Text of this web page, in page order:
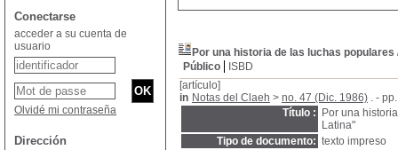
Por una historia de las luchas populares
Público
ISBD
[artículo]
in Notas del Claeh > no. 47 (Dic. 1986) . -
Título :
Por una
Latina"
Tipo de documento: texto impreso
Conectarse
acceder a su cuenta de
usuario
Olvidé mi contraseña
Dirección